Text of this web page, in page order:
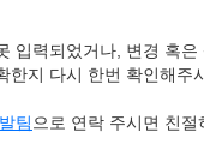
입력되었거나, 변경 혹
한지 다시 한번 확인해주
팀 으로 연락 주시면 친